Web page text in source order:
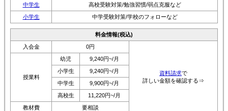
中学生
高校受験対策/勉強習慣/弱点克服など
小学生
中学受験対策/学校のフォローなど
料金情報(税込)
入会金
0円
資料請求で
詳しい金額を確認する⇒
授業料
幼児
9,240円~/月
小学生
9,240円~/月
中学生
9,900円~/月
高校生
11,220円~/月
教材費
要相談